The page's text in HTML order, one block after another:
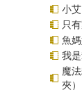
小
只
魚
我
魔
夾）